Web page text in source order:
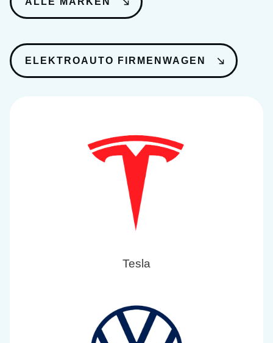
ELEKTROAUTO FIRMENWAGEN
Tesla